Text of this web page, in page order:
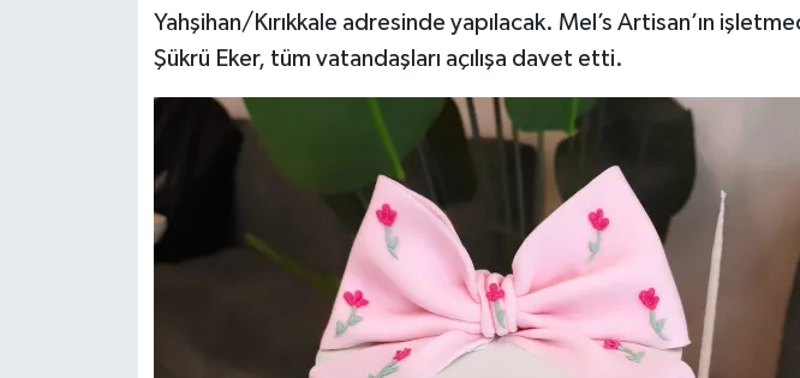
Yahşihan/Kırıkkale adresinde yapılacak. Mel’s Artisan’ın
Şükrü Eker, tüm vatandaşları açılışa davet etti.